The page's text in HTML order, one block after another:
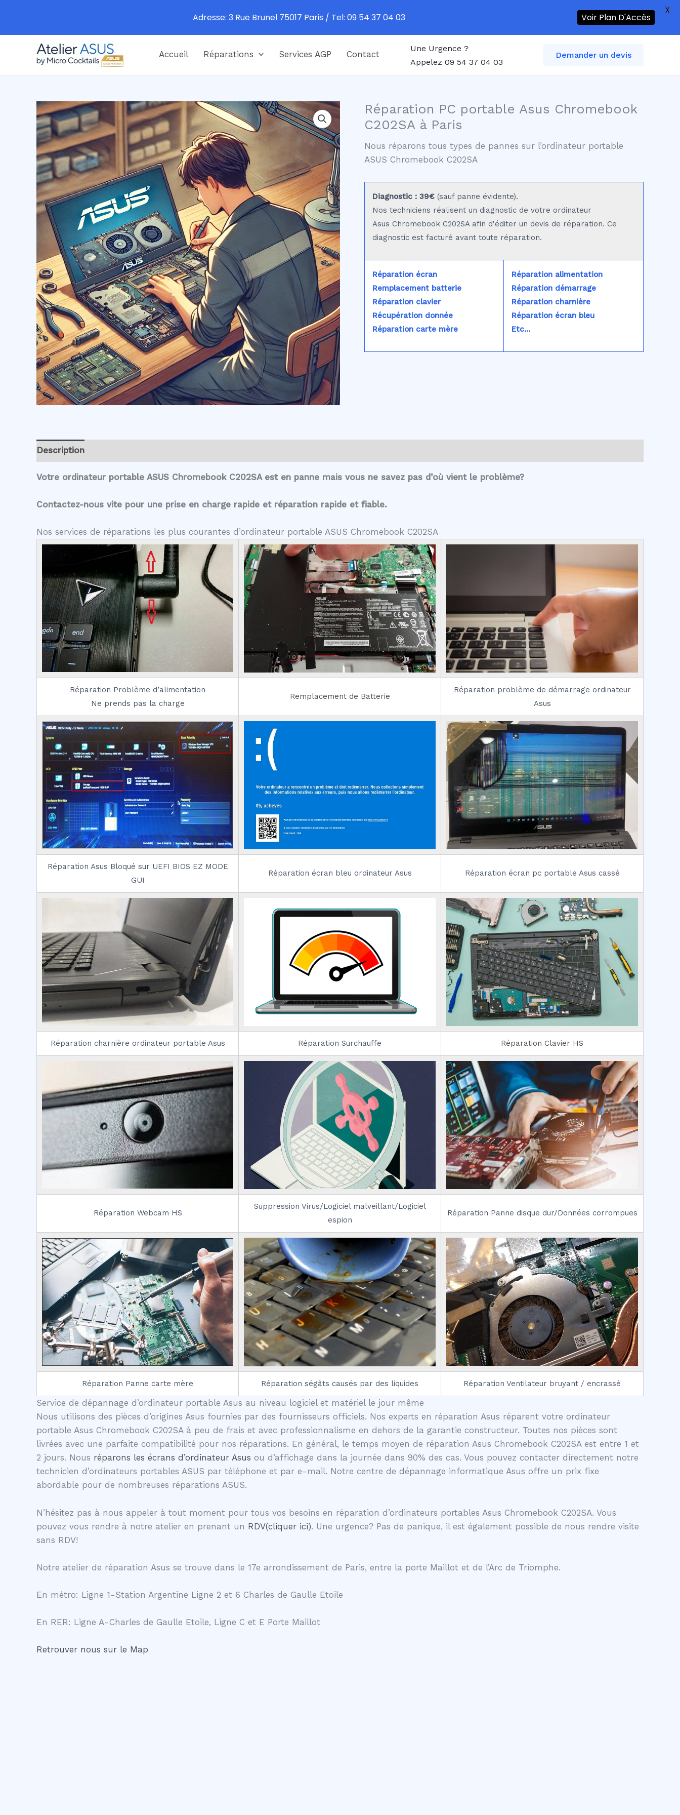
Accueil Réparations Services AGP Contact
Une Urgence ?
Appelez 09 54 37 04 03
Demander un devis
Réparation PC portable Asus Chromebook
C202SA à Paris
Nous réparons tous types de pannes sur l’ordinateur portable
ASUS Chromebook C202SA
Diagnostic : 39€ (sauf panne évidente).
Nos techniciens réalisent un diagnostic de votre ordinateur
Asus Chromebook C202SA afin d'éditer un devis de réparation. Ce
diagnostic est facturé avant toute réparation.
Réparation écran
Remplacement batterie
Réparation clavier
Récupération donnée
Réparation carte mère
Réparation alimentation
Réparation démarrage
Réparation charnière
Réparation écran bleu
Etc...
Description
Votre ordinateur portable ASUS Chromebook C202SA est en panne mais vous ne savez pas d’où vient le problème?
Contactez-nous vite pour une prise en charge rapide et réparation rapide et fiable.
Nos services de réparations les plus courantes d’ordinateur portable ASUS Chromebook C202SA
Réparation Problème d’alimentation
Ne prends pas la charge
Remplacement de Batterie
Réparation problème de démarrage ordinateur
Asus
Réparation Asus Bloqué sur UEFI BIOS EZ MODE
GUI
Réparation écran bleu ordinateur Asus Réparation écran pc portable Asus cassé
Réparation charnière ordinateur portable Asus Réparation Surchauffe Réparation Clavier HS
Réparation Webcam HS
Suppression Virus/Logiciel malveillant/Logiciel
espion
Réparation Panne disque dur/Données corrompues
Réparation Panne carte mère Réparation ségâts causés par des liquides Réparation Ventilateur bruyant / encrassé
Service de dépannage d’ordinateur portable Asus au niveau logiciel et matériel le jour même
Nous utilisons des pièces d’origines Asus fournies par des fournisseurs officiels. Nos experts en réparation Asus réparent votre ordinateur
portable Asus Chromebook C202SA à peu de frais et avec professionnalisme en dehors de la garantie constructeur. Toutes nos pièces sont
livrées avec une parfaite compatibilité pour nos réparations. En général, le temps moyen de réparation Asus Chromebook C202SA est entre 1 et
2 jours. Nous réparons les écrans d’ordinateur Asus ou d’affichage dans la journée dans 90% des cas. Vous pouvez contacter directement notre
technicien d’ordinateurs portables ASUS par téléphone et par e-mail. Notre centre de dépannage informatique Asus offre un prix fixe
abordable pour de nombreuses réparations ASUS.
N’hésitez pas à nous appeler à tout moment pour tous vos besoins en réparation d’ordinateurs portables Asus Chromebook C202SA. Vous
pouvez vous rendre à notre atelier en prenant un RDV(cliquer ici). Une urgence? Pas de panique, il est également possible de nous rendre visite
sans RDV!
Notre atelier de réparation Asus se trouve dans le 17e arrondissement de Paris, entre la porte Maillot et de l’Arc de Triomphe.
En métro: Ligne 1-Station Argentine Ligne 2 et 6 Charles de Gaulle Etoile
En RER: Ligne A-Charles de Gaulle Etoile, Ligne C et E Porte Maillot
Retrouver nous sur le Map
Adresse: 3 Rue Brunel 75017 Paris / Tel: 09 54 37 04 03 Voir Plan D'Accès
X